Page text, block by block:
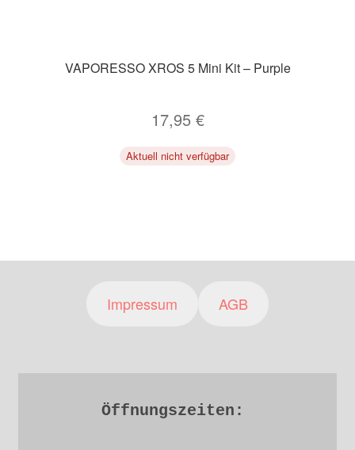
VAPORESSO XROS 5 Mini Kit – Purple
17,95 €
Aktuell nicht verfügbar
Impressum AGB
Öffnungszeiten: